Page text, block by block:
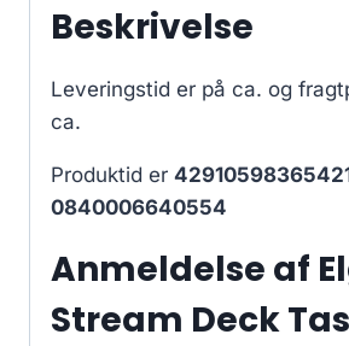
Beskrivelse
Leveringstid er på ca. og
ca.
Produktid er
0840006640554
Anmeldelse af
Stream Deck